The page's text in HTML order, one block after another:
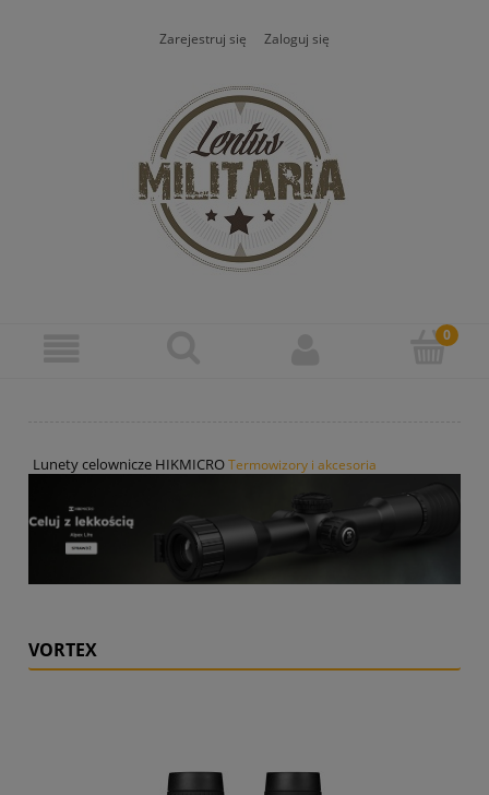
Zarejestruj się Zaloguj się
Lunety celownicze HIKMICROTermowizory i akcesoria
VORTEX